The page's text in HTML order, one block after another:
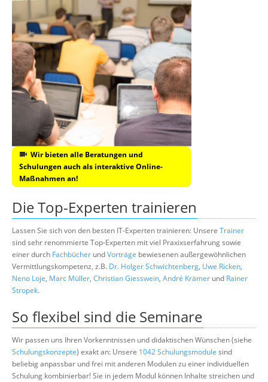
Wir bieten alle Beratungen und
Schulungen auch als interaktive Online-
Maßnahmen an!
Die Top-Experten trainieren
Lassen Sie sich von den besten IT-Experten trainieren: Unsere Trainer
sind sehr renommierte Top-Experten mit viel Praxixserfahrung sowie
einer durch Fachbücher undVorträge bewiesenen außergewöhnlichen
Vermittlungskompetenz, z.B. Dr. Holger Schwichtenberg, Uwe Ricken,
Neno Loje, Marc Müller, Christian Giesswein, André Krämer und Rainer
Stropek.
So flexibel sind die Seminare
Wir passen uns Ihren Vorkenntnissen und didaktischen Wünschen (siehe
Schulungskonzepte) exakt an: Unsere 1042 Schulungsmodule sind
beliebig anpassbar und frei mit anderen Modulen zu einer individuellen
Schulung kombinierbar! Sie in jedem Modul können Inhalte streichen und